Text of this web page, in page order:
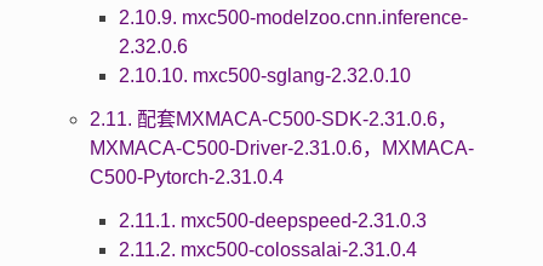
2.10.9. mxc500-modelzoo.cnn.inference-
2.32.0.6
2.10.10. mxc500-sglang-2.32.0.10
2.11. 配套MXMACA-C500-SDK-2.31.0.6，
MXMACA-C500-Driver-2.31.0.6，MXMACA-
C500-Pytorch-2.31.0.4
2.11.1. mxc500-deepspeed-2.31.0.3
2.11.2. mxc500-colossalai-2.31.0.4